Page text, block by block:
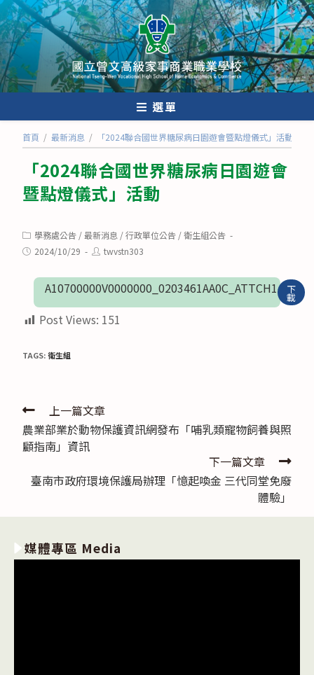
跳
轉
至
主
要
內
選單
首頁 / 最新消息 / 「2024聯合國世界糖尿病日園遊會暨點燈儀式」活動
「2024聯合國世界糖尿病日園遊會
暨點燈儀式」活動
Post
category:
學務處公告 /最新消息 /行政單位公告 /衛生組公告
Post2024/10/29
Posttwvstn303
A10700000V0000000_0203461AA0C_ATTCH1 下
載
Post Views: 151
TAGS:衛生組
Read
more
articles
上一篇文章
農業部業於動物保護資訊網發布「哺乳類寵物飼養與照
顧指南」資訊
下一篇文章
臺南市政府環境保護局辦理「憶起喚金 三代同堂免廢
體驗」
媒體專區 Media